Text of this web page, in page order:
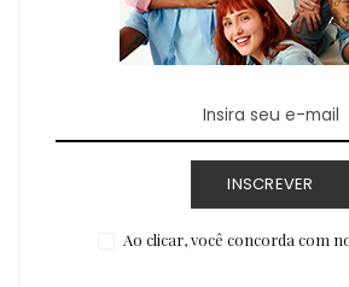
INSCREVER
Ao clicar, você concorda com